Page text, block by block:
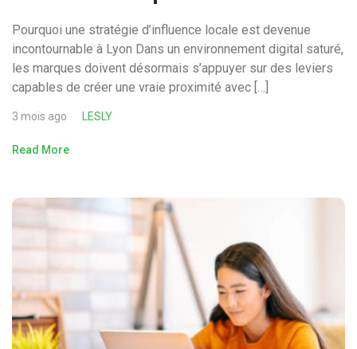
Pourquoi une stratégie d’influence locale est devenue
incontournable à Lyon Dans un environnement digital saturé,
les marques doivent désormais s’appuyer sur des leviers
capables de créer une vraie proximité avec […]
3 mois ago LESLY
Read More